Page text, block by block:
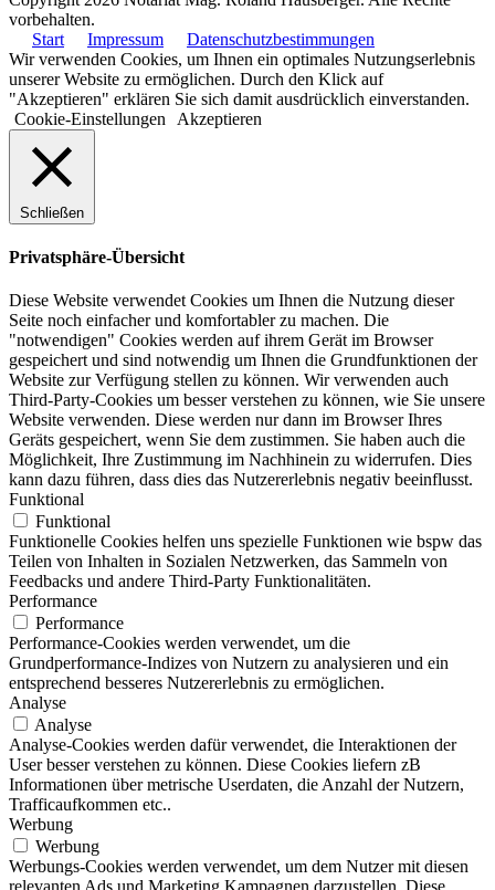
vorbehalten.
Start
Impressum
Datenschutzbestimmungen
Wir verwenden Cookies, um Ihnen ein optimales Nutzungserlebnis
unserer Website zu ermöglichen. Durch den Klick auf
"Akzeptieren" erklären Sie sich damit ausdrücklich einverstanden.
Cookie-Einstellungen
Akzeptieren
Schließen
Privatsphäre-Übersicht
Diese Website verwendet Cookies um Ihnen die Nutzung dieser
Seite noch einfacher und komfortabler zu machen. Die
"notwendigen" Cookies werden auf ihrem Gerät im Browser
gespeichert und sind notwendig um Ihnen die Grundfunktionen der
Website zur Verfügung stellen zu können. Wir verwenden auch
Third-Party-Cookies um besser verstehen zu können, wie Sie unsere
Website verwenden. Diese werden nur dann im Browser Ihres
Geräts gespeichert, wenn Sie dem zustimmen. Sie haben auch die
Möglichkeit, Ihre Zustimmung im Nachhinein zu widerrufen. Dies
kann dazu führen, dass dies das Nutzererlebnis negativ beeinflusst.
Funktional
Funktional
Funktionelle Cookies helfen uns spezielle Funktionen wie bspw das
Teilen von Inhalten in Sozialen Netzwerken, das Sammeln von
Feedbacks und andere Third-Party Funktionalitäten.
Performance
Performance
Performance-Cookies werden verwendet, um die
Grundperformance-Indizes von Nutzern zu analysieren und ein
entsprechend besseres Nutzererlebnis zu ermöglichen.
Analyse
Analyse
Analyse-Cookies werden dafür verwendet, die Interaktionen der
User besser verstehen zu können. Diese Cookies liefern zB
Informationen über metrische Userdaten, die Anzahl der Nutzern,
Trafficaufkommen etc..
Werbung
Werbung
Werbungs-Cookies werden verwendet, um dem Nutzer mit diesen
relevanten Ads und Marketing Kampagnen darzustellen. Diese